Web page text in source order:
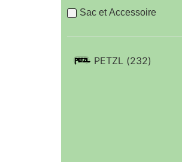
Sac et Accessoire
PETZL (232)